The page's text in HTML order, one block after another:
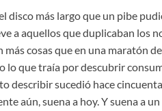
disco más largo que un pibe
a aquellos que duplicaban los
más cosas que en una maratón
lo que traía por descubrir
describir sucedió hace
aún, suena a hoy. Y suena a